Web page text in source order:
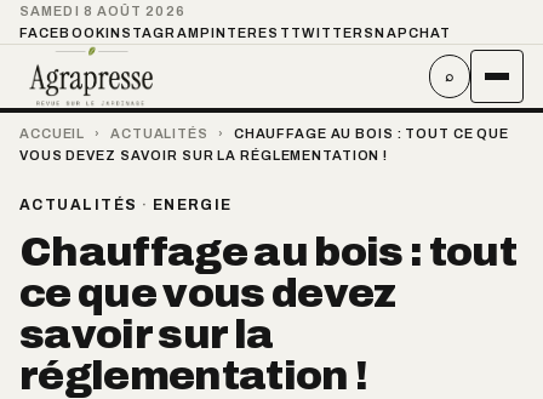
SAMEDI 8 AOÛT 2026
FACEBOOKINSTAGRAMPINTEREST TWITTER SNAPCHAT
⌕
ACCUEIL › ACTUALITÉS ›
CHAUFFAGE AU BOIS : TOUT CE QUE
VOUS DEVEZ SAVOIR SUR LA RÉGLEMENTATION !
ACTUALITÉS · ENERGIE
Chauffage au bois : tout
ce que vous devez
savoir sur la
réglementation !